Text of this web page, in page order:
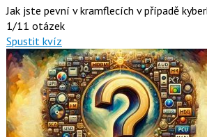
Jak jste pevní v kramflecích v případě
1/11 otázek
Spustit kvíz